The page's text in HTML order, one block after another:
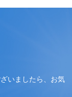
いましたら、 お気